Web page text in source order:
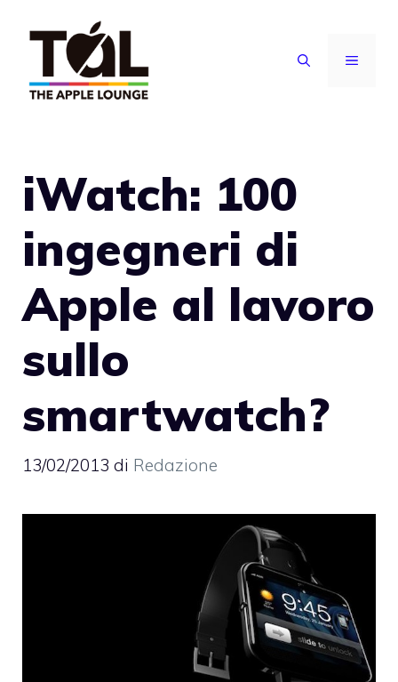
contenuto
MENU
iWatch: 100
ingegneri di
Apple al lavoro
sullo
smartwatch?
13/02/2013 di Redazione